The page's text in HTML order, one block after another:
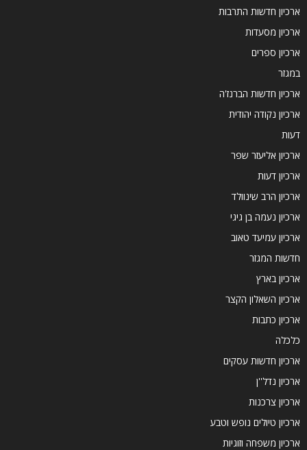
ארכיון חדשות התרבות
ארכיון מסעדות
ארכיון ספרים
במגזר
ארכיון חדשות הברנז'ה
ארכיון נקודה יהודית
דעות
ארכיון אליעזר שפר
ארכיון דעות
ארכיון הרב שינוולד
ארכיון נעמה בן גיגי
ארכיון עמיעד טאוב
חדשות המגזר
ארכיון בארץ
ארכיון השאלון הקצר
ארכיון כתבות
כלכלה
ארכיון חדשות עסקים
ארכיון נדל''ן
ארכיון צרכנות
ארכיון טיולים נופש וטבע
ארכיון משפחה וזוגיות